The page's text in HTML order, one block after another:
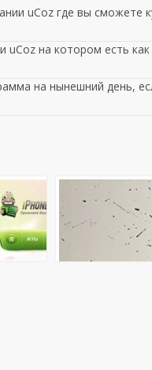
uCoz где вы сможете
на котором есть
на нынешний день,